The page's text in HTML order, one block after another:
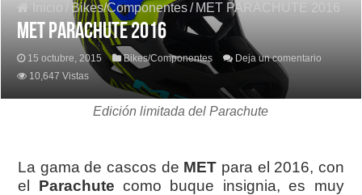
Inicio / Bikes/Componentes/ MET PARACHUTE 2016
MET PARACHUTE 2016
15 octubre, 2015 Bikes/Componentes
Deja un comentario
10,647 Vistas
Edición limitada del Parachute
La gama de cascos de MET para el 2016, con
el Parachute como buque insignia, es muy